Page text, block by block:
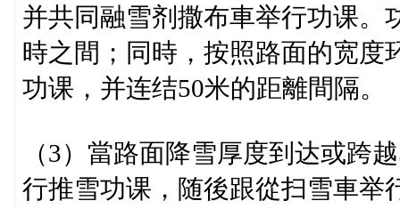
并共同融雪剂撒布車举行功课。
時之間；同時，按照路面的宽度
功课，并连结50米的距離間隔。
（3）當路面降雪厚度到达或跨
行推雪功课，随後跟從扫雪車举